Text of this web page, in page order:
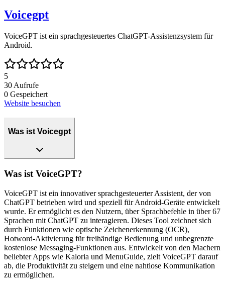
Voicegpt
VoiceGPT ist ein sprachgesteuertes ChatGPT-Assistenzsystem für
Android.
5
30 Aufrufe
0 Gespeichert
Website besuchen
Was ist Voicegpt
Was ist VoiceGPT?
VoiceGPT ist ein innovativer sprachgesteuerter Assistent, der von
ChatGPT betrieben wird und speziell für Android-Geräte entwickelt
wurde. Er ermöglicht es den Nutzern, über Sprachbefehle in über 67
Sprachen mit ChatGPT zu interagieren. Dieses Tool zeichnet sich
durch Funktionen wie optische Zeichenerkennung (OCR),
Hotword-Aktivierung für freihändige Bedienung und unbegrenzte
kostenlose Messaging-Funktionen aus. Entwickelt von den Machern
beliebter Apps wie Kaloria und MenuGuide, zielt VoiceGPT darauf
ab, die Produktivität zu steigern und eine nahtlose Kommunikation
zu ermöglichen.